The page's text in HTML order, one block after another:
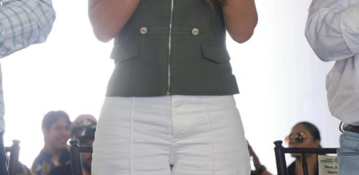
investigación, el exmandatario
negó reiteradamente
estar implicado en el caso que hoy motiva su detención.
El periodismo se firma: Ruth González